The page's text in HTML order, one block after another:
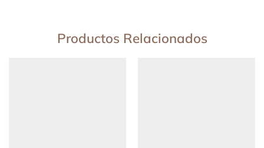
Productos Relacionados